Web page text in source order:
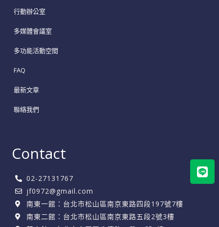
行動辦公室
多媒體會議室
多功能活動空間
FAQ
最新文章
聯絡我們
Contact
02-27131767
jf0972@gmail.com
南東一館：台北市松山區南京東路四段197號7樓
南東二館：台北市松山區南京東路五段2號3樓